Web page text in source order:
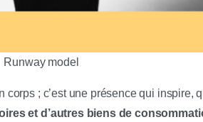
Runway model
corps ; c’est une présence qui inspire,
et d’autres biens de